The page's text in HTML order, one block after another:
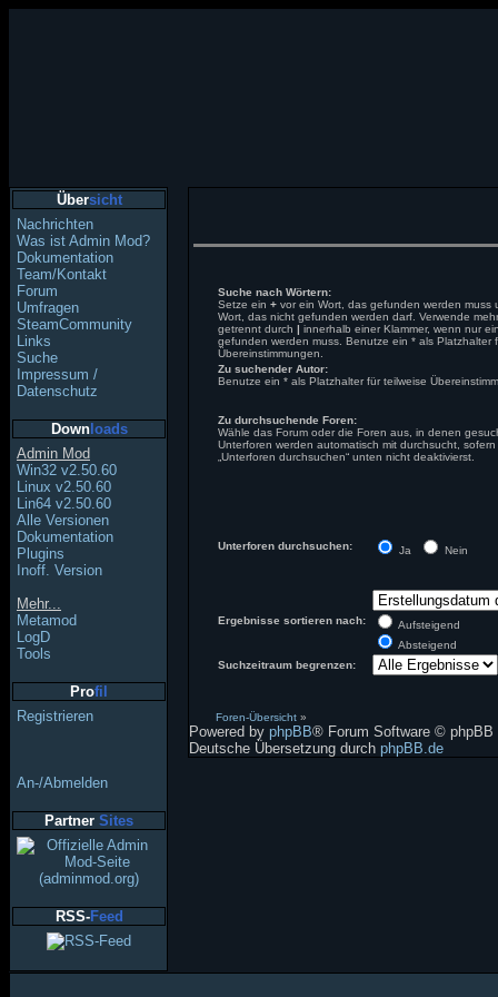
Übersicht
Nachrichten
Was ist Admin Mod?
Dokumentation
Team/Kontakt
Forum
Umfragen
SteamCommunity
Links
Suche
Impressum /
Datenschutz
Downloads
Admin Mod
Win32 v2.50.60
Linux v2.50.60
Lin64 v2.50.60
Alle Versionen
Dokumentation
Plugins
Inoff. Version
Mehr...
Metamod
LogD
Tools
Profil
Registrieren
An-/Abmelden
Partner Sites
RSS-Feed
Suche nach Wörtern:
Setze ein + vor ein Wort, das gefunden werden muss
Wort, das nicht gefunden werden darf. Verwende
getrennt durch | innerhalb einer Klammer, wenn nur
gefunden werden muss. Benutze ein * als Platzhalter
Übereinstimmungen.
Zu suchender Autor:
Benutze ein * als Platzhalter für teilweise
Zu durchsuchende Foren:
Wähle das Forum oder die Foren aus, in denen
Unterforen werden automatisch mit durchsucht,
„Unterforen durchsuchen“ unten nicht deaktivierst.
Unterforen durchsuchen: Ja Nein
Ergebnisse sortieren nach:
Aufsteigend
Absteigend
Suchzeitraum begrenzen:
Foren-Übersicht »
Powered by phpBB® Forum Software © phpBB
Deutsche Übersetzung durch phpBB.de